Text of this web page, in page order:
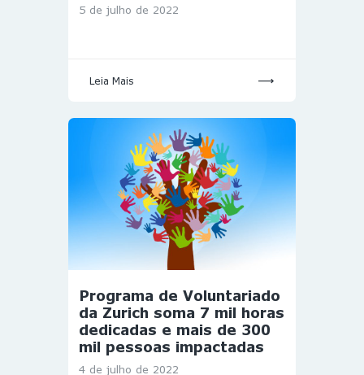
5 de julho de 2022
Leia Mais
Programa de Voluntariado
da Zurich soma 7 mil horas
dedicadas e mais de 300
mil pessoas impactadas
4 de julho de 2022